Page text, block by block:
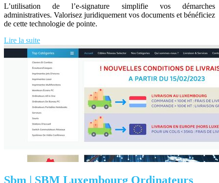
L’utilisation de l’e-signature simplifie vos démarches
administratives. Valorisez juridiquement vos documents et bénéficiez
de cette technologie de pointe.
Lire la suite
Sbm | SBM Luxembourg Ordinateurs